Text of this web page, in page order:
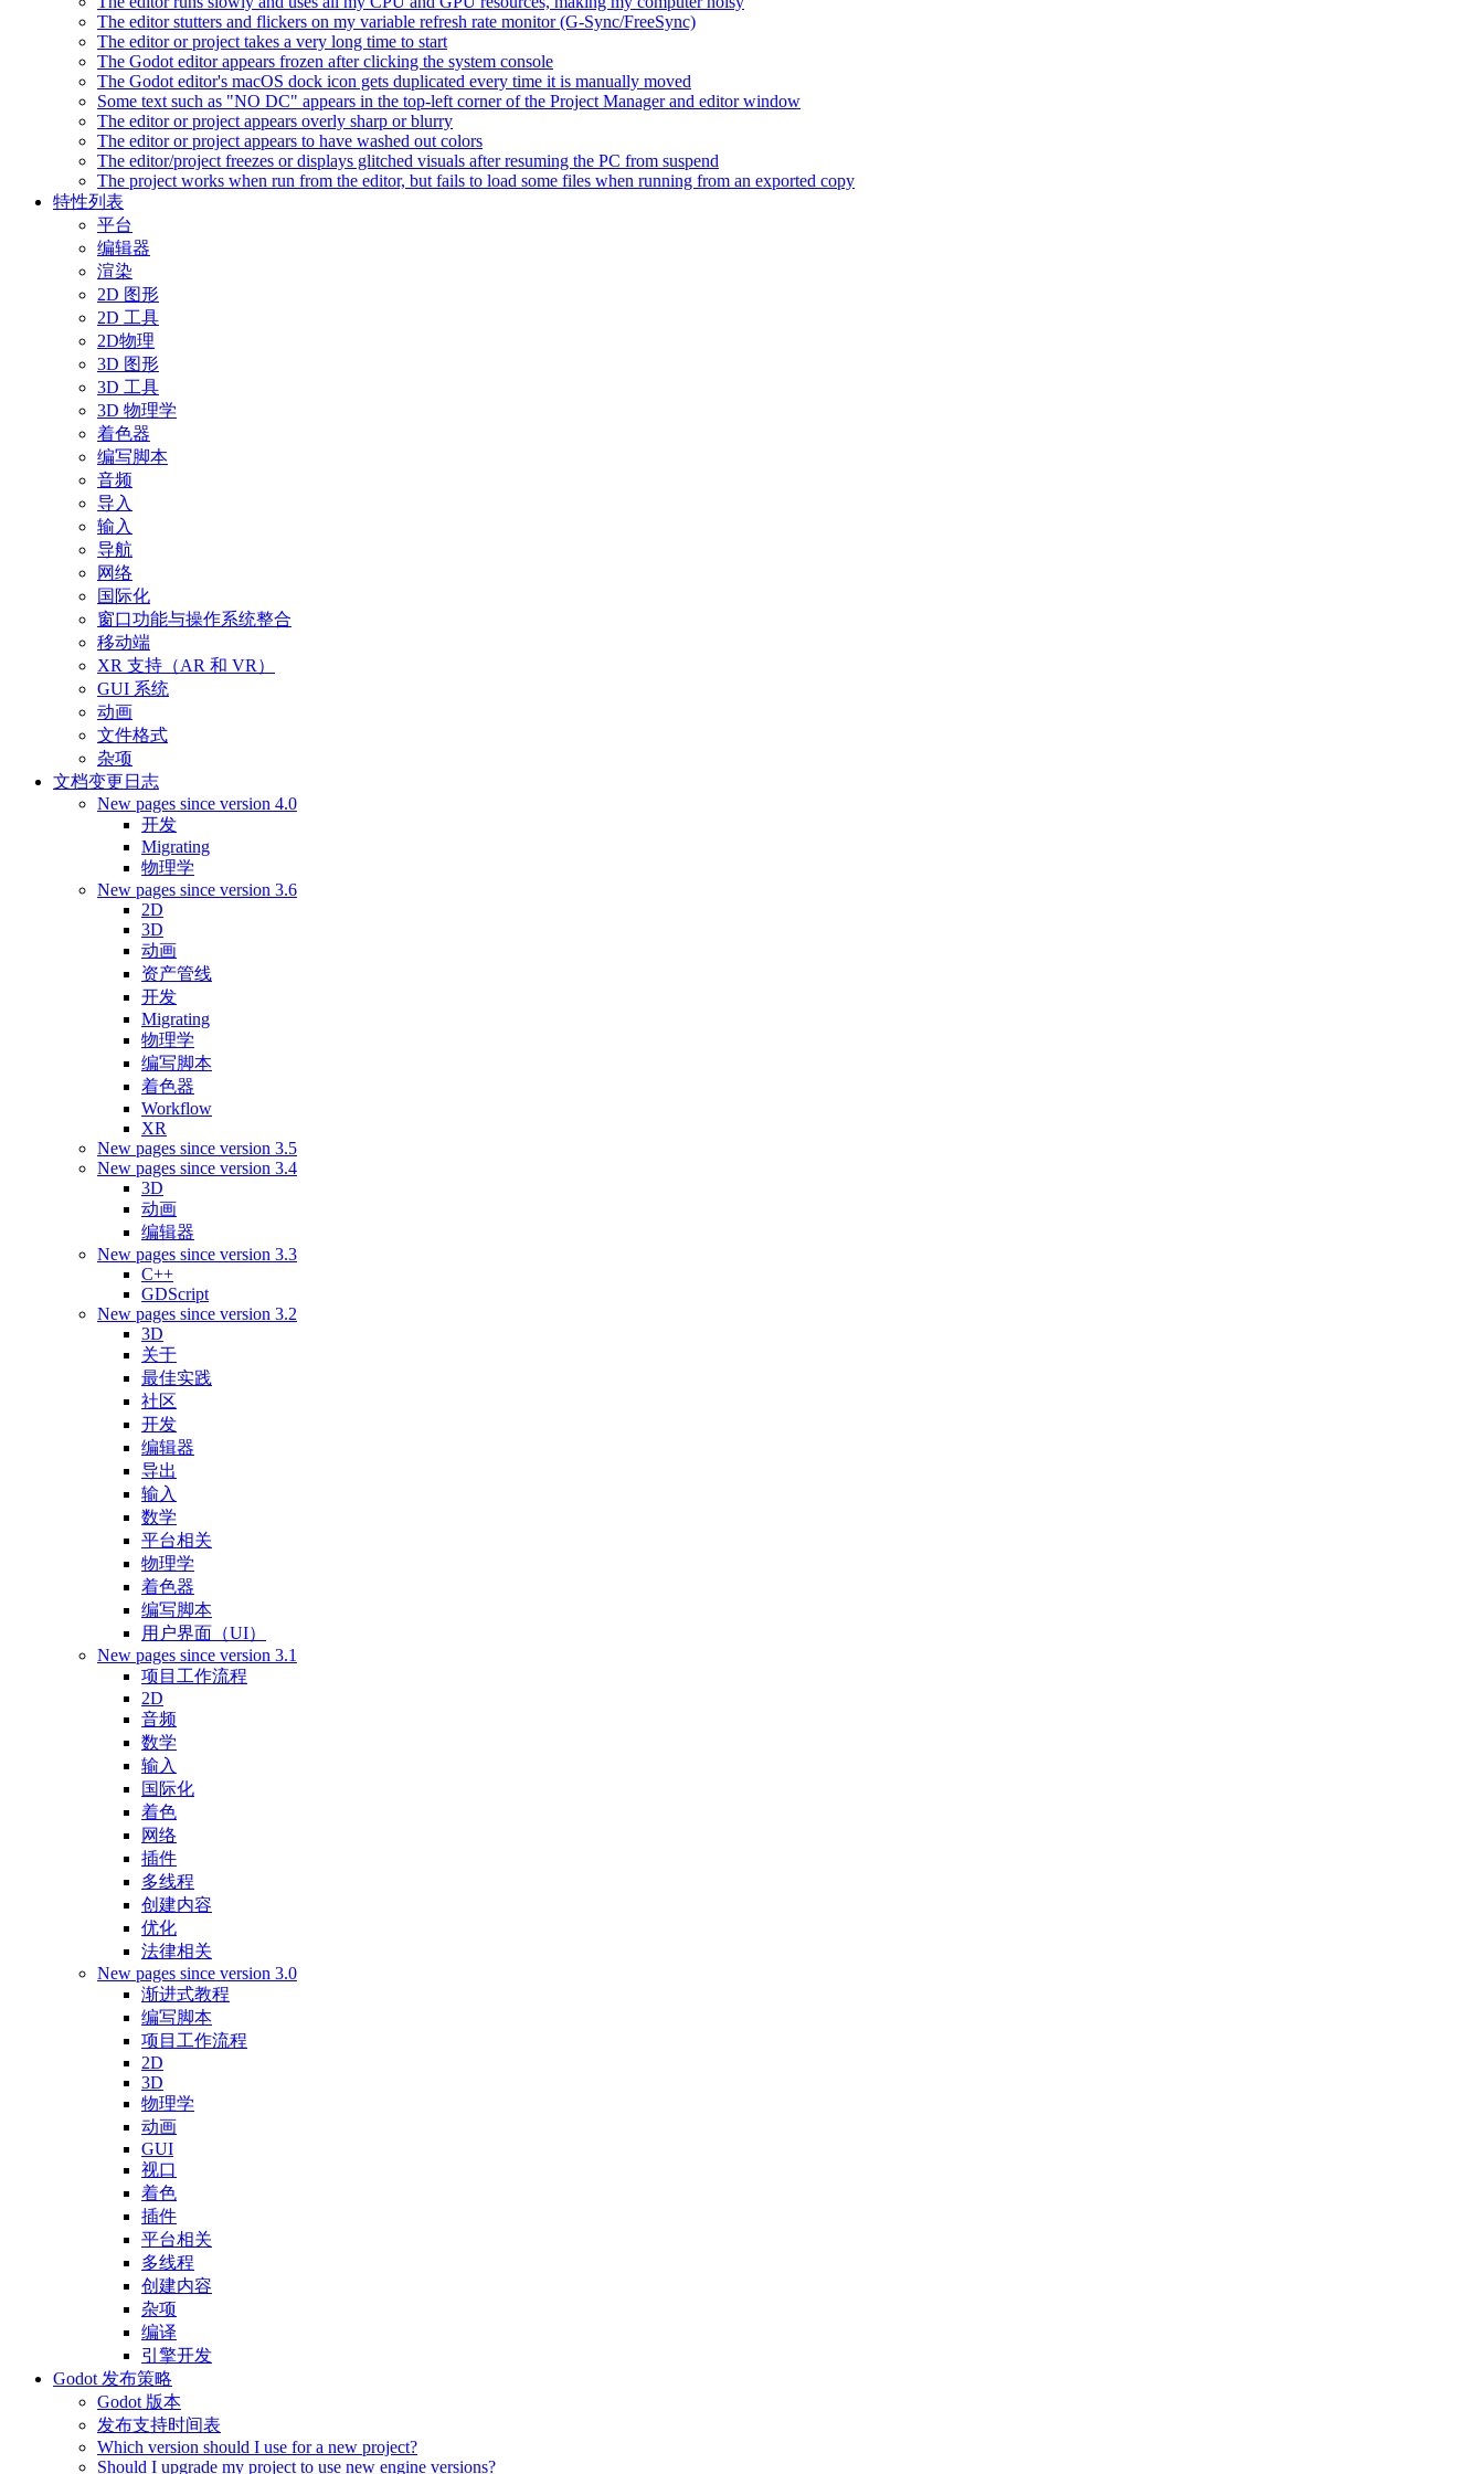
The editor stutters and flickers on my variable refresh rate monitor (G-Sync/FreeSync)
The editor or project takes a very long time to start
The Godot editor appears frozen after clicking the system console
The Godot editor's macOS dock icon gets duplicated every time it is manually moved
Some text such as "NO DC" appears in the top-left corner of the Project Manager and editor window
The editor or project appears overly sharp or blurry
The editor or project appears to have washed out colors
The editor/project freezes or displays glitched visuals after resuming the PC from suspend
The project works when run from the editor, but fails to load some files when running from an exported copy
特性列表
平台
编辑器
渲染
2D 图形
2D 工具
2D物理
3D 图形
3D 工具
3D 物理学
着色器
编写脚本
音频
导入
输入
导航
网络
国际化
窗口功能与操作系统整合
移动端
XR 支持（AR 和 VR）
GUI 系统
动画
文件格式
杂项
文档变更日志
New pages since version 4.0
开发
Migrating
物理学
New pages since version 3.6
2D
3D
动画
资产管线
开发
Migrating
物理学
编写脚本
着色器
Workflow
XR
New pages since version 3.5
New pages since version 3.4
3D
动画
编辑器
New pages since version 3.3
C++
GDScript
New pages since version 3.2
3D
关于
最佳实践
社区
开发
编辑器
导出
输入
数学
平台相关
物理学
着色器
编写脚本
用户界面（UI）
New pages since version 3.1
项目工作流程
2D
音频
数学
输入
国际化
着色
网络
插件
多线程
创建内容
优化
法律相关
New pages since version 3.0
渐进式教程
编写脚本
项目工作流程
2D
3D
物理学
动画
GUI
视口
着色
插件
平台相关
多线程
创建内容
杂项
编译
引擎开发
Godot 发布策略
Godot 版本
发布支持时间表
Which version should I use for a new project?
Should I upgrade my project to use new engine versions?